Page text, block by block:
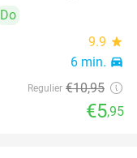
Do
9.9 star
6 min. directions_car
Regulier €10,95
€5,95